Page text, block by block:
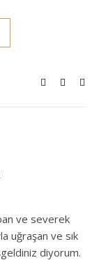
ve severek
uğraşan ve sık
diyorum.